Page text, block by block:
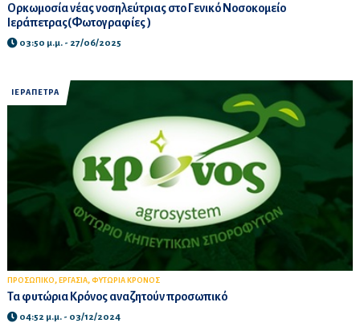
Ορκωμοσία νέας νοσηλεύτριας στο Γενικό Νοσοκομείο
Ιεράπετρας(Φωτογραφίες )
03:50 μ.μ. - 27/06/2025
ΙΕΡΑΠΕΤΡΑ
ΠΡΟΣΩΠΙΚΟ, ΕΡΓΑΣΙΑ, ΦΥΤΩΡΙΑ ΚΡΟΝΟΣ
Τα φυτώρια Κρόνος αναζητούν προσωπικό
04:52 μ.μ. - 03/12/2024